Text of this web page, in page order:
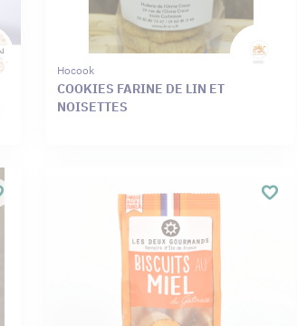
Hocook
COOKIES FARINE DE LIN ET
NOISETTES